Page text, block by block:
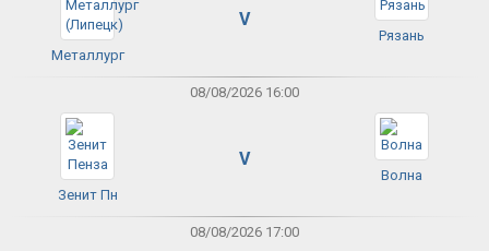
Металлург
V
Рязань
08/08/2026 16:00
Зенит Пн
V
Волна
08/08/2026 17:00